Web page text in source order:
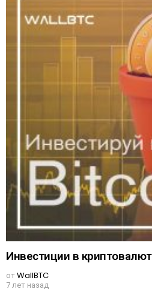
Инвестиции в
отWallBTC
7 лет назад